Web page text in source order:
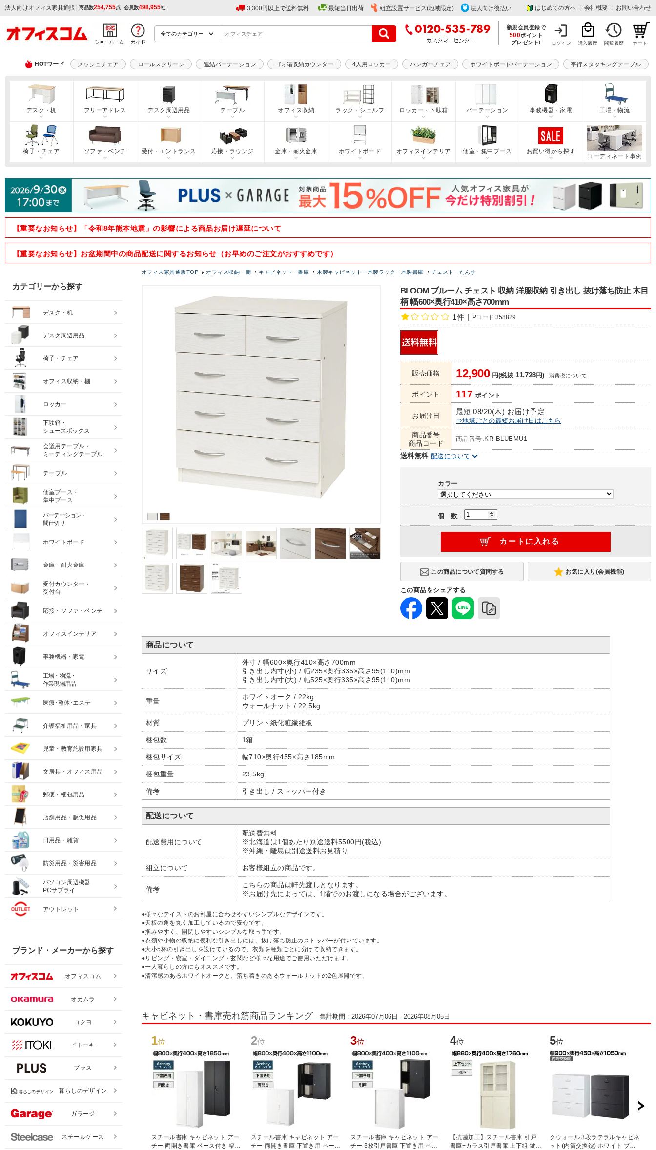
法人向けオフィス家具通販 | 商品数254,755点 会員数498,955社 3,300円以上で送料無料 最短当日出荷 組立設置サービス(地域限定) 法人向け後払い はじめての方へ 会社概要 お問い合わせ
新規会員登録で
500ポイント
プレゼント!
ログイン 購入履歴 閲覧履歴 カート
HOTワード メッシュチェア ロールスクリーン 連結パーテーション ゴミ箱収納カウンター 4人用ロッカー ハンガーチェア ホワイトボードパーテーション 平行スタッキングテーブル
デスク・机 フリーアドレス デスク周辺用品 テーブル オフィス収納 ラック・シェルフ ロッカー・下駄箱 パーテーション 事務機器・家電 工場・物流
椅子・チェア ソファ・ベンチ 受付・エントランス 応接・ラウンジ 金庫・耐火金庫 ホワイトボード オフィスインテリア 個室・集中ブース
お買い得から探す
コーディネート事例
【重要なお知らせ】「令和8年熊本地震」の影響による商品お届け遅延について
【重要なお知らせ】お盆期間中の商品配送に関するお知らせ（お早めのご注文がおすすめです）
オフィス家具通販TOP オフィス収納・棚 キャビネット・書庫 木製キャビネット・木製ラック・木製書庫 チェスト・たんす
BLOOM ブルーム チェスト 収納 洋服収納 引き出し 抜け落ち防止 木目
柄 幅600×奥行410×高さ700mm
1件 Pコード:358829
販売価格 12,900円(税抜 11,728円) 消費税について
ポイント 117 ポイント
お届け日 最短 08/20(木) お届け予定
⇒地域ごとの最短お届け日はこちら
商品番号
商品コード
商品番号:KR-BLUEMU1
送料無料 配送について
カラー
個 数
お気に入り(会員機能)
この商品をシェアする
商品について
サイズ
外寸 / 幅600×奥行410×高さ700mm
引き出し内寸(小) / 幅235×奥行335×高さ95(110)mm
引き出し内寸(大) / 幅525×奥行335×高さ95(110)mm
重量
ホワイトオーク / 22kg
ウォールナット / 22.5kg
材質 プリント紙化粧繊維板
梱包数 1箱
梱包サイズ 幅710×奥行455×高さ185mm
梱包重量 23.5kg
備考 引き出し / ストッパー付き
配送について
配送費用について
配送費無料
※北海道は1個あたり別途送料5500円(税込)
※沖縄・離島は別途送料お見積り
組立について お客様組立の商品です。
備考
こちらの商品は軒先渡しとなります。
※お届け先によっては、1階でのお渡しになる場合がございます。
●様々なテイストのお部屋に合わせやすいシンプルなデザインです。
●天板の角を丸く加工しているので安心です。
●掴みやすく、開閉しやすいシンプルな取っ手です。
●衣類や小物の収納に便利な引き出しには、抜け落ち防止のストッパーが付いています。
●大小5杯の引き出しを設けているので、衣類を種類ごとに分けて収納できます。
●リビング・寝室・ダイニング・玄関など様々な用途でご使用いただけます。
●一人暮らしの方にもオススメです。
●清潔感のあるホワイトオークと、落ち着きのあるウォールナットの2色展開です。
キャビネット・書庫売れ筋商品ランキング 集計期間：2026年07月06日 - 2026年08月05日
1位
スチール書庫 キャビネット アー
チー 両開き書庫 ベース付き 幅
2位
スチール書庫 キャビネット アー
チー 両開き書庫 下置き用 ベース
3位
スチール書庫 キャビネット アー
チー 3枚引戸書庫 下置き用 ベー
4位
【抗菌加工】スチール書庫 引戸
書庫+ガラス引戸書庫 上下組 鍵付
5位
クウォール 3段ラテラルキャビネ
ット(内筒交換錠) ホワイト ブラ
カテゴリーから探す
デスク・机
デスク周辺用品
椅子・チェア
オフィス収納・棚
ロッカー
下駄箱・
シューズボックス
会議用テーブル・
ミーティングテーブル
テーブル
個室ブース・
集中ブース
パーテーション・
間仕切り
ホワイトボード
金庫・耐火金庫
受付カウンター・
受付台
応接・ソファ・ベンチ
オフィスインテリア
事務機器・家電
工場・物流・
作業現場用品
医療･整体･エステ
介護福祉用品・家具
児童・教育施設用家具
文房具・オフィス用品
郵便・梱包用品
店舗用品・販促用品
日用品・雑貨
防災用品・災害用品
パソコン周辺機器
PCサプライ
アウトレット
ブランド・メーカーから探す
オフィスコム
オカムラ
コクヨ
イトーキ
プラス
暮らしのデザイン
ガラージ
スチールケース